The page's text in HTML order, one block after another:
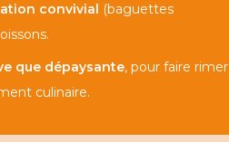
convivial (baguettes
que dépaysante, pour faire rimer
culinaire.